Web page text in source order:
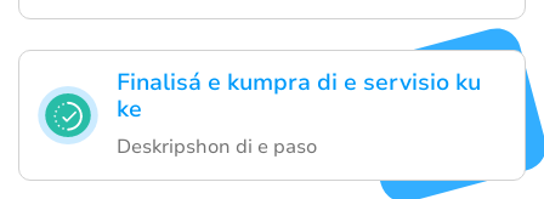
Finalisá e kumpra di e servisio ku
ke
Deskripshon di e paso